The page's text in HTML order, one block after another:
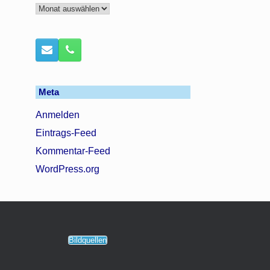
Archiv
Meta
Anmelden
Eintrags-Feed
Kommentar-Feed
WordPress.org
Bildquellen